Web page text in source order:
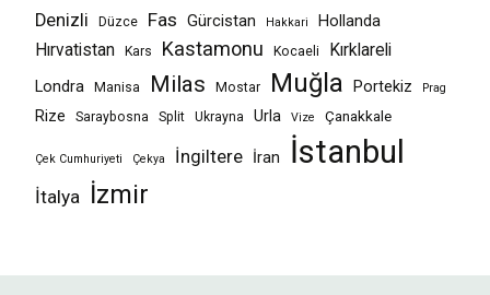
Denizli Düzce Fas Gürcistan Hakkari
Hollanda
Hırvatistan
Kars Kastamonu Kocaeli
Kırklareli
Londra
Manisa Milas Mostar Muğla Portekiz Prag
Rize Saraybosna Split Ukrayna Urla Vize Çanakkale
Çek Cumhuriyeti Çekya İngiltere İran İstanbul
İtalya İzmir